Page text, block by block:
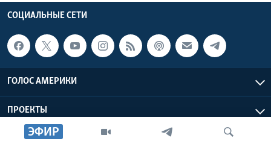
ЭФИР
СОЦИАЛЬНЫЕ СЕТИ
ГОЛОС АМЕРИКИ
ПРОЕКТЫ